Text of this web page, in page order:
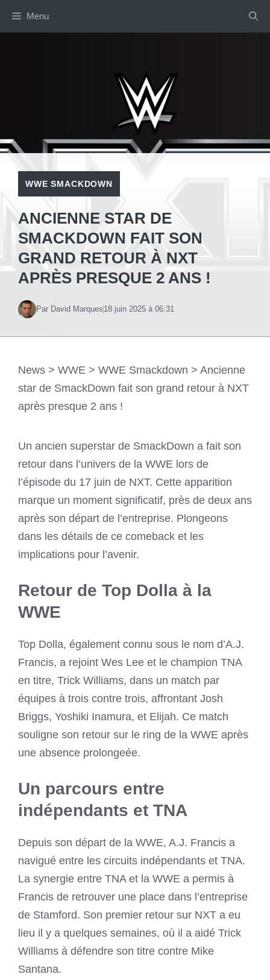
Menu
WWE SMACKDOWN
ANCIENNE STAR DE
SMACKDOWN FAIT SON
GRAND RETOUR À NXT
APRÈS PRESQUE 2 ANS !
Par David Marques 18 juin 2025 à 06:31
News > WWE > WWE Smackdown > Ancienne
star de SmackDown fait son grand retour à NXT
après presque 2 ans !
Un ancien superstar de SmackDown a fait son
retour dans l’univers de la WWE lors de
l’épisode du 17 juin de NXT. Cette apparition
marque un moment significatif, près de deux ans
après son départ de l’entreprise. Plongeons
dans les détails de ce comeback et les
implications pour l’avenir.
Retour de Top Dolla à la
WWE
Top Dolla, également connu sous le nom d’A.J.
Francis, a rejoint Wes Lee et le champion TNA
en titre, Trick Williams, dans un match par
équipes à trois contre trois, affrontant Josh
Briggs, Yoshiki Inamura, et Elijah. Ce match
souligne son retour sur le ring de la WWE après
une absence prolongeée.
Un parcours entre
indépendants et TNA
Depuis son départ de la WWE, A.J. Francis a
navigué entre les circuits indépendants et TNA.
La synergie entre TNA et la WWE a permis à
Francis de retrouver une place dans l’entreprise
de Stamford. Son premier retour sur NXT a eu
lieu il y a quelques semaines, où il a aidé Trick
Williams à défendre son titre contre Mike
Santana.